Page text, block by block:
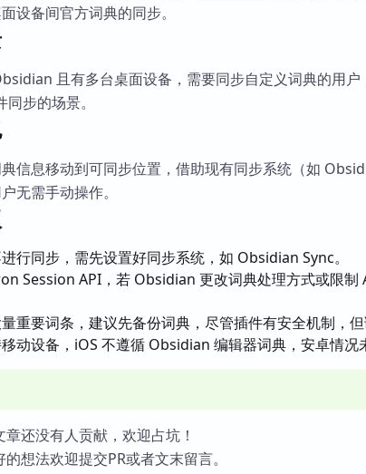
设备间官方词典的同步。
且有多台桌面设备，需要同步自定义词典的用
步的场景。
信息移动到可同步位置，借助现有同步系统（如
无需手动操作。
行同步，需先设置好同步系统，如 Obsidian Sync。
Session API，若 Obsidian 更改词典处理方式或限制
重要词条，建议先备份词典，尽管插件有安全机制，但
动设备，iOS 不遵循 Obsidian 编辑器词典，安卓情况
还没有人贡献，欢迎占坑！
想法欢迎提交PR或者文末留言。